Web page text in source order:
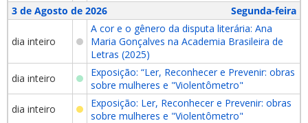
3 de Agosto de 2026
Segunda-feira
dia inteiro
A cor e o gênero da disputa literária: Ana
Maria Gonçalves na Academia Brasileira de
Letras (2025)
dia inteiro
Exposição: “Ler, Reconhecer e Prevenir: obras
sobre mulheres e "Violentômetro"
dia inteiro
Exposição: Ler, Reconhecer e Prevenir: obras
sobre mulheres e "Violentômetro"